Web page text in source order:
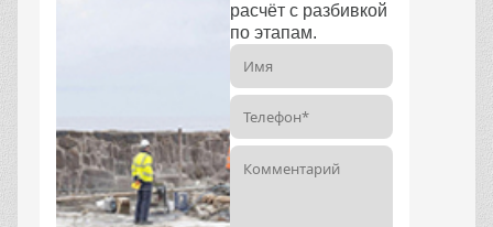
расчёт с разбивкой
по этапам.